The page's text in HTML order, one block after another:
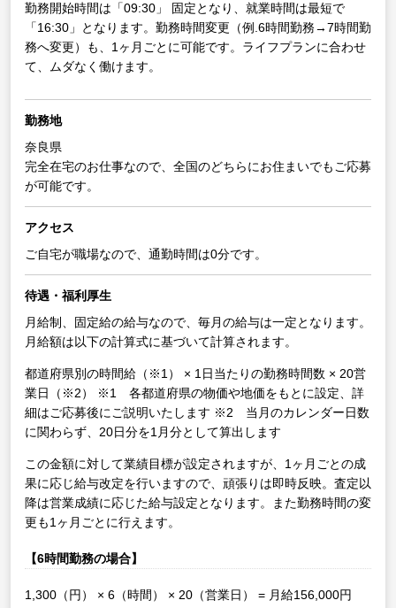
勤務開始時間は「09:30」 固定となり、就業時間は最短で
「16:30」となります。勤務時間変更（例.6時間勤務→7時間勤
務へ変更）も、1ヶ月ごとに可能です。ライフプランに合わせ
て、ムダなく働けます。
勤務地
奈良県
完全在宅のお仕事なので、全国のどちらにお住まいでもご応募
が可能です。
アクセス
ご自宅が職場なので、通勤時間は0分です。
待遇・福利厚生
月給制、固定給の給与なので、毎月の給与は一定となります。
月給額は以下の計算式に基づいて計算されます。
都道府県別の時間給（※1） × 1日当たりの勤務時間数 × 20営
業日（※2）
※1 各都道府県の物価や地価をもとに設定、詳
細はご応募後にご説明いたします ※2 当月のカレンダー日数
に関わらず、20日分を1月分として算出します
この金額に対して業績目標が設定されますが、1ヶ月ごとの成
果に応じ給与改定を行いますので、頑張りは即時反映。査定以
降は営業成績に応じた給与設定となります。また勤務時間の変
更も1ヶ月ごとに行えます。
【6時間勤務の場合】
1,300（円） × 6（時間） × 20（営業日） = 月給156,000円